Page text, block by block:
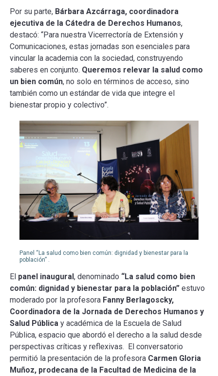
Por su parte, Bárbara Azcárraga, coordinadora
ejecutiva de la Cátedra de Derechos Humanos,
destacó: “Para nuestra Vicerrectoría de Extensión y
Comunicaciones, estas jornadas son esenciales para
vincular la academia con la sociedad, construyendo
saberes en conjunto. Queremos relevar la salud como
un bien común, no solo en términos de acceso, sino
también como un estándar de vida que integre el
bienestar propio y colectivo”.
Panel “La salud como bien común: dignidad y bienestar para la
población” .
El panel inaugural, denominado “La salud como bien
común: dignidad y bienestar para la población” estuvo
moderado por la profesora Fanny Berlagoscky,
Coordinadora de la Jornada de Derechos Humanos y
Salud Pública y académica de la Escuela de Salud
Pública, espacio que abordó el derecho a la salud desde
perspectivas críticas y reflexivas. El conversatorio
permitió la presentación de la profesora Carmen Gloria
Muñoz, prodecana de la Facultad de Medicina de la